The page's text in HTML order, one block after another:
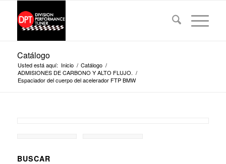
Catálogo
Usted está aquí: Inicio / Catálogo /
ADMISIONES DE CARBONO Y ALTO FLUJO. /
Espaciador del cuerpo del acelerador FTP BMW
BUSCAR